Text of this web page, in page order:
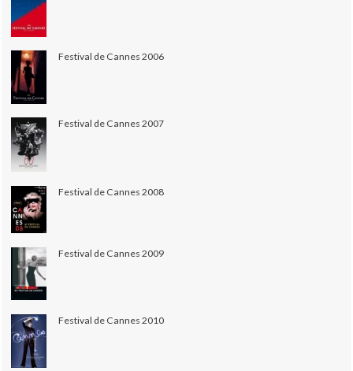
Festival de Cannes 2006
Festival de Cannes 2007
Festival de Cannes 2008
Festival de Cannes 2009
Festival de Cannes 2010